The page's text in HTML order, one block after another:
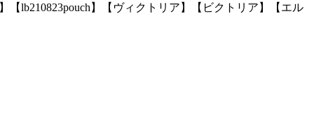
【lb210823pouch】【ヴィクトリア】【ビクトリア】【エル